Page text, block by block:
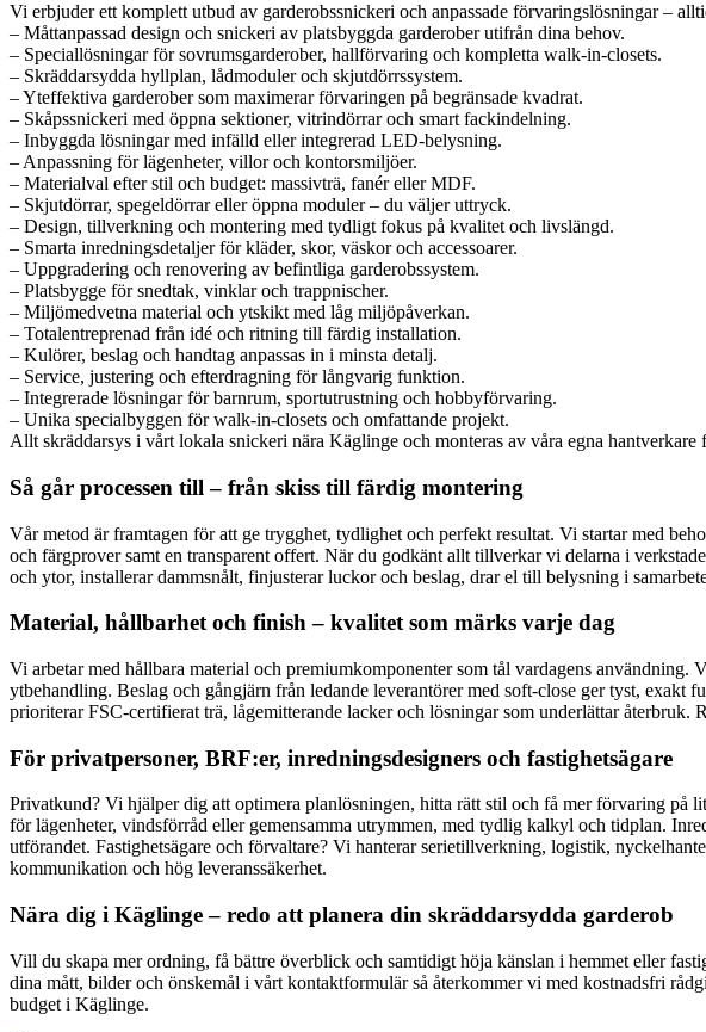
Vi erbjuder ett komplett utbud av garderobssnickeri och anpassade förvaringslösningar –
– Måttanpassad design och snickeri av platsbyggda garderober utifrån dina behov.
– Speciallösningar för sovrumsgarderober, hallförvaring och kompletta walk‑in‑closets.
– Skräddarsydda hyllplan, lådmoduler och skjutdörrssystem.
– Yteffektiva garderober som maximerar förvaringen på begränsade kvadrat.
– Skåpssnickeri med öppna sektioner, vitrindörrar och smart fackindelning.
– Inbyggda lösningar med infälld eller integrerad LED‑belysning.
– Anpassning för lägenheter, villor och kontorsmiljöer.
– Materialval efter stil och budget: massivträ, fanér eller MDF.
– Skjutdörrar, spegeldörrar eller öppna moduler – du väljer uttryck.
– Design, tillverkning och montering med tydligt fokus på kvalitet och livslängd.
– Smarta inredningsdetaljer för kläder, skor, väskor och accessoarer.
– Uppgradering och renovering av befintliga garderobssystem.
– Platsbygge för snedtak, vinklar och trappnischer.
– Miljömedvetna material och ytskikt med låg miljöpåverkan.
– Totalentreprenad från idé och ritning till färdig installation.
– Kulörer, beslag och handtag anpassas in i minsta detalj.
– Service, justering och efterdragning för långvarig funktion.
– Integrerade lösningar för barnrum, sportutrustning och hobbyförvaring.
– Unika specialbyggen för walk‑in‑closets och omfattande projekt.
Allt skräddarsys i vårt lokala snickeri nära Käglinge och monteras av våra egna hantverkare
Så går processen till – från skiss till färdig montering
Vår metod är framtagen för att ge trygghet, tydlighet och perfekt resultat. Vi startar med
och färgprover samt en transparent offert. När du godkänt allt tillverkar vi delarna i
och ytor, installerar dammsnålt, finjusterar luckor och beslag, drar el till belysning i
Material, hållbarhet och finish – kvalitet som märks varje dag
Vi arbetar med hållbara material och premiumkomponenter som tål vardagens
ytbehandling. Beslag och gångjärn från ledande leverantörer med soft‑close ger tyst,
prioriterar FSC‑certifierat trä, lågemitterande lacker och lösningar som underlättar
För privatpersoner, BRF:er, inredningsdesigners och fastighetsägare
Privatkund? Vi hjälper dig att optimera planlösningen, hitta rätt stil och få mer förvaring på
för lägenheter, vindsförråd eller gemensamma utrymmen, med tydlig kalkyl och tidplan.
utförandet. Fastighetsägare och förvaltare? Vi hanterar serietillverkning, logistik,
kommunikation och hög leveranssäkerhet.
Nära dig i Käglinge – redo att planera din skräddarsydda garderob
Vill du skapa mer ordning, få bättre överblick och samtidigt höja känslan i hemmet eller
dina mått, bilder och önskemål i vårt kontaktformulär så återkommer vi med kostnadsfri
budget i Käglinge.